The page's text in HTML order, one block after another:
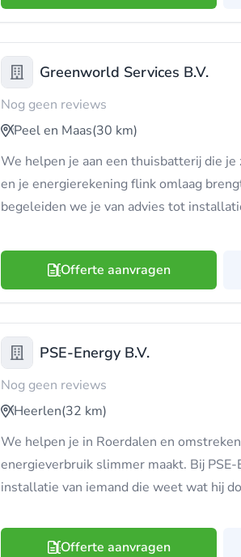
Greenworld Services B.V.
Nog geen reviews
Peel en Maas(30 km)
We helpen je aan een thuisbatterij die
en je energierekening flink omlaag
begeleiden we je van advies tot
Offerte aanvragen
PSE-Energy B.V.
Nog geen reviews
Heerlen(32 km)
We helpen je in Roerdalen en
energieverbruik slimmer maakt. Bij PSE-
installatie van iemand die weet wat hij
Offerte aanvragen